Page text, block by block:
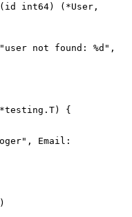
(id int64) ( *User
"user not found: %d " ,
*testing . T) {
)